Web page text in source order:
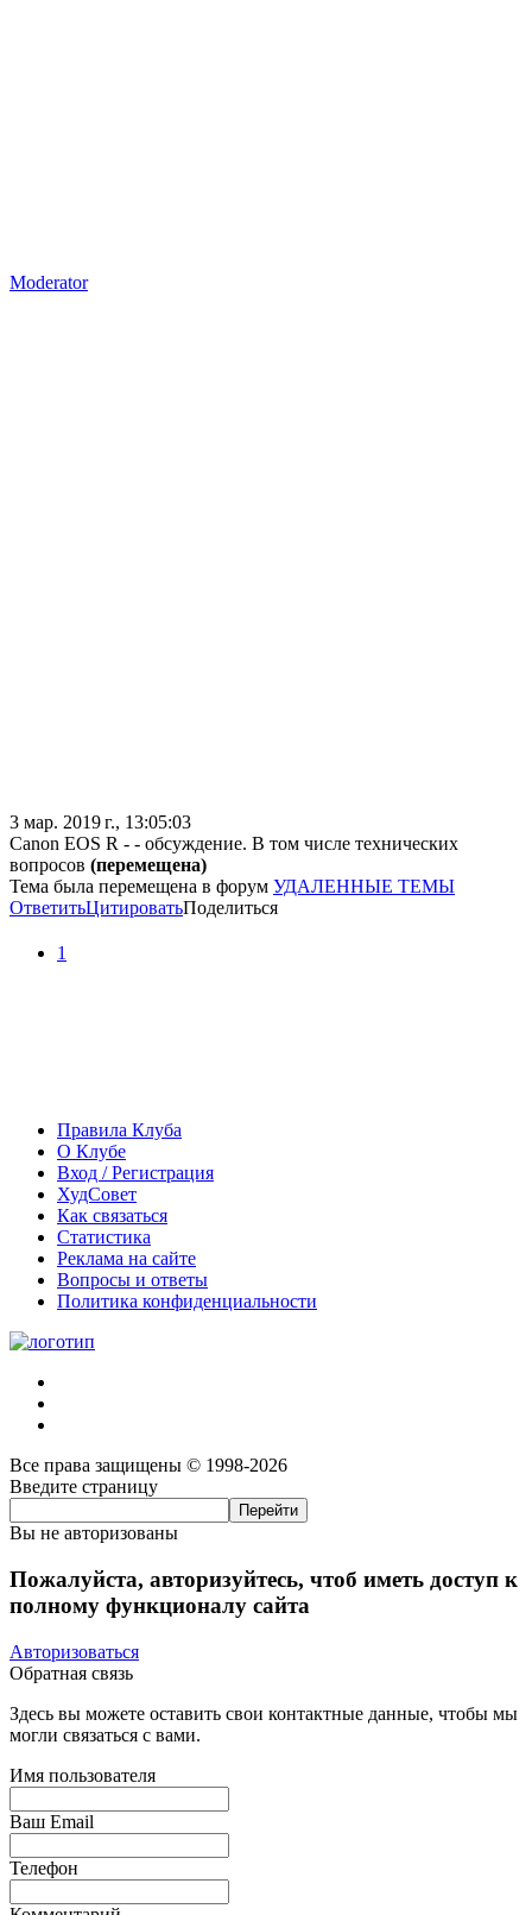
Moderator
3 мар. 2019 г., 13:05:03
Canon EOS R - - обсуждение. В том числе технических
вопросов (перемещена)
Тема была перемещена в форум УДАЛЕННЫЕ ТЕМЫ
ОтветитьЦитироватьПоделиться
1
Правила Клуба
О Клубе
Вход / Регистрация
ХудСовет
Как связаться
Статистика
Реклама на сайте
Вопросы и ответы
Политика конфиденциальности
Все права защищены © 1998-2026
Введите страницу
Вы не авторизованы
Пожалуйста, авторизуйтесь, чтоб иметь доступ к
полному функционалу сайта
Авторизоваться
Обратная связь
Здесь вы можете оставить свои контактные данные, чтобы мы
могли связаться с вами.
Имя пользователя
Ваш Email
Телефон